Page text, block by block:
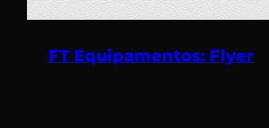
FT Equipamentos: Flyer